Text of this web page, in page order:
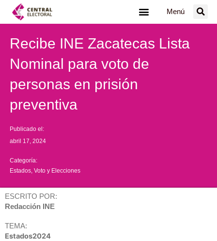
Menú
Recibe INE Zacatecas Lista
Nominal para voto de
personas en prisión
preventiva
Publicado el:
abril 17, 2024
Categoría:
Estados Voto y Elecciones
ESCRITO POR:
Redacción INE
TEMA:
Estados2024